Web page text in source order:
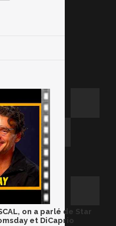
on a parlé de Star
et DiCaprio